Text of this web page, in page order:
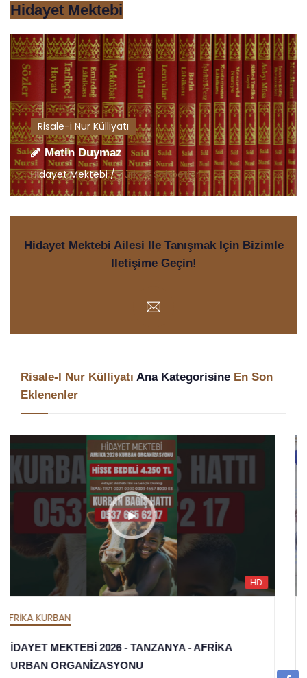
Hidayet Mektebi
Risale-i Nur Külliyatı
Metin Duymaz
Hidayet Mektebi /Türkçe Sohbetler
Hidayet Mektebi Ailesi Ile Tanışmak Için Bizimle
Iletişime Geçin!
Risale-I Nur Külliyatı Ana Kategorisine En Son
Eklenenler
AFRİKA İFTAR
HİDAYET MEKTEBİ 2026 İFTAR ORGANİZASYONU -
TANZANYA - AFRİKA